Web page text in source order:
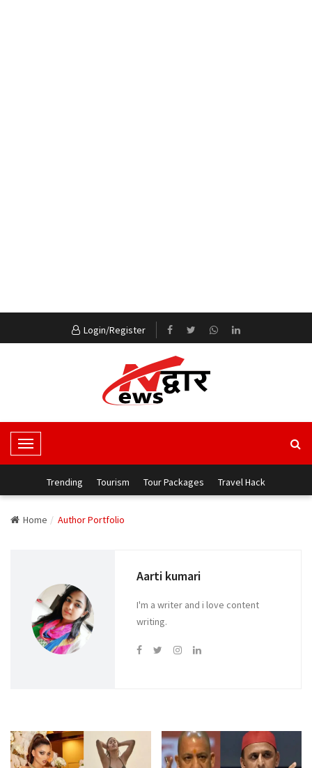
Login/Register
T
o
g
Trending Tourism Tour Packages Travel Hack
Home Author Portfolio
Aarti kumari
I'm a writer and i love content
writing.